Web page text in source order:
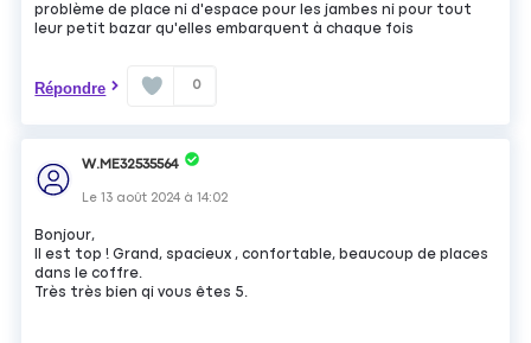
problème de place ni d'espace pour les jambes ni pour tout
leur petit bazar qu'elles embarquent à chaque fois
Répondre 0
W.ME32535564
Le13 août 2024 à14:02
Bonjour,
Il est top ! Grand, spacieux , confortable, beaucoup de places
dans le coffre.
Très très bien qi vous êtes 5.